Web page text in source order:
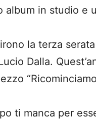
album in studio e
la terza
Dalla.
ti manca per